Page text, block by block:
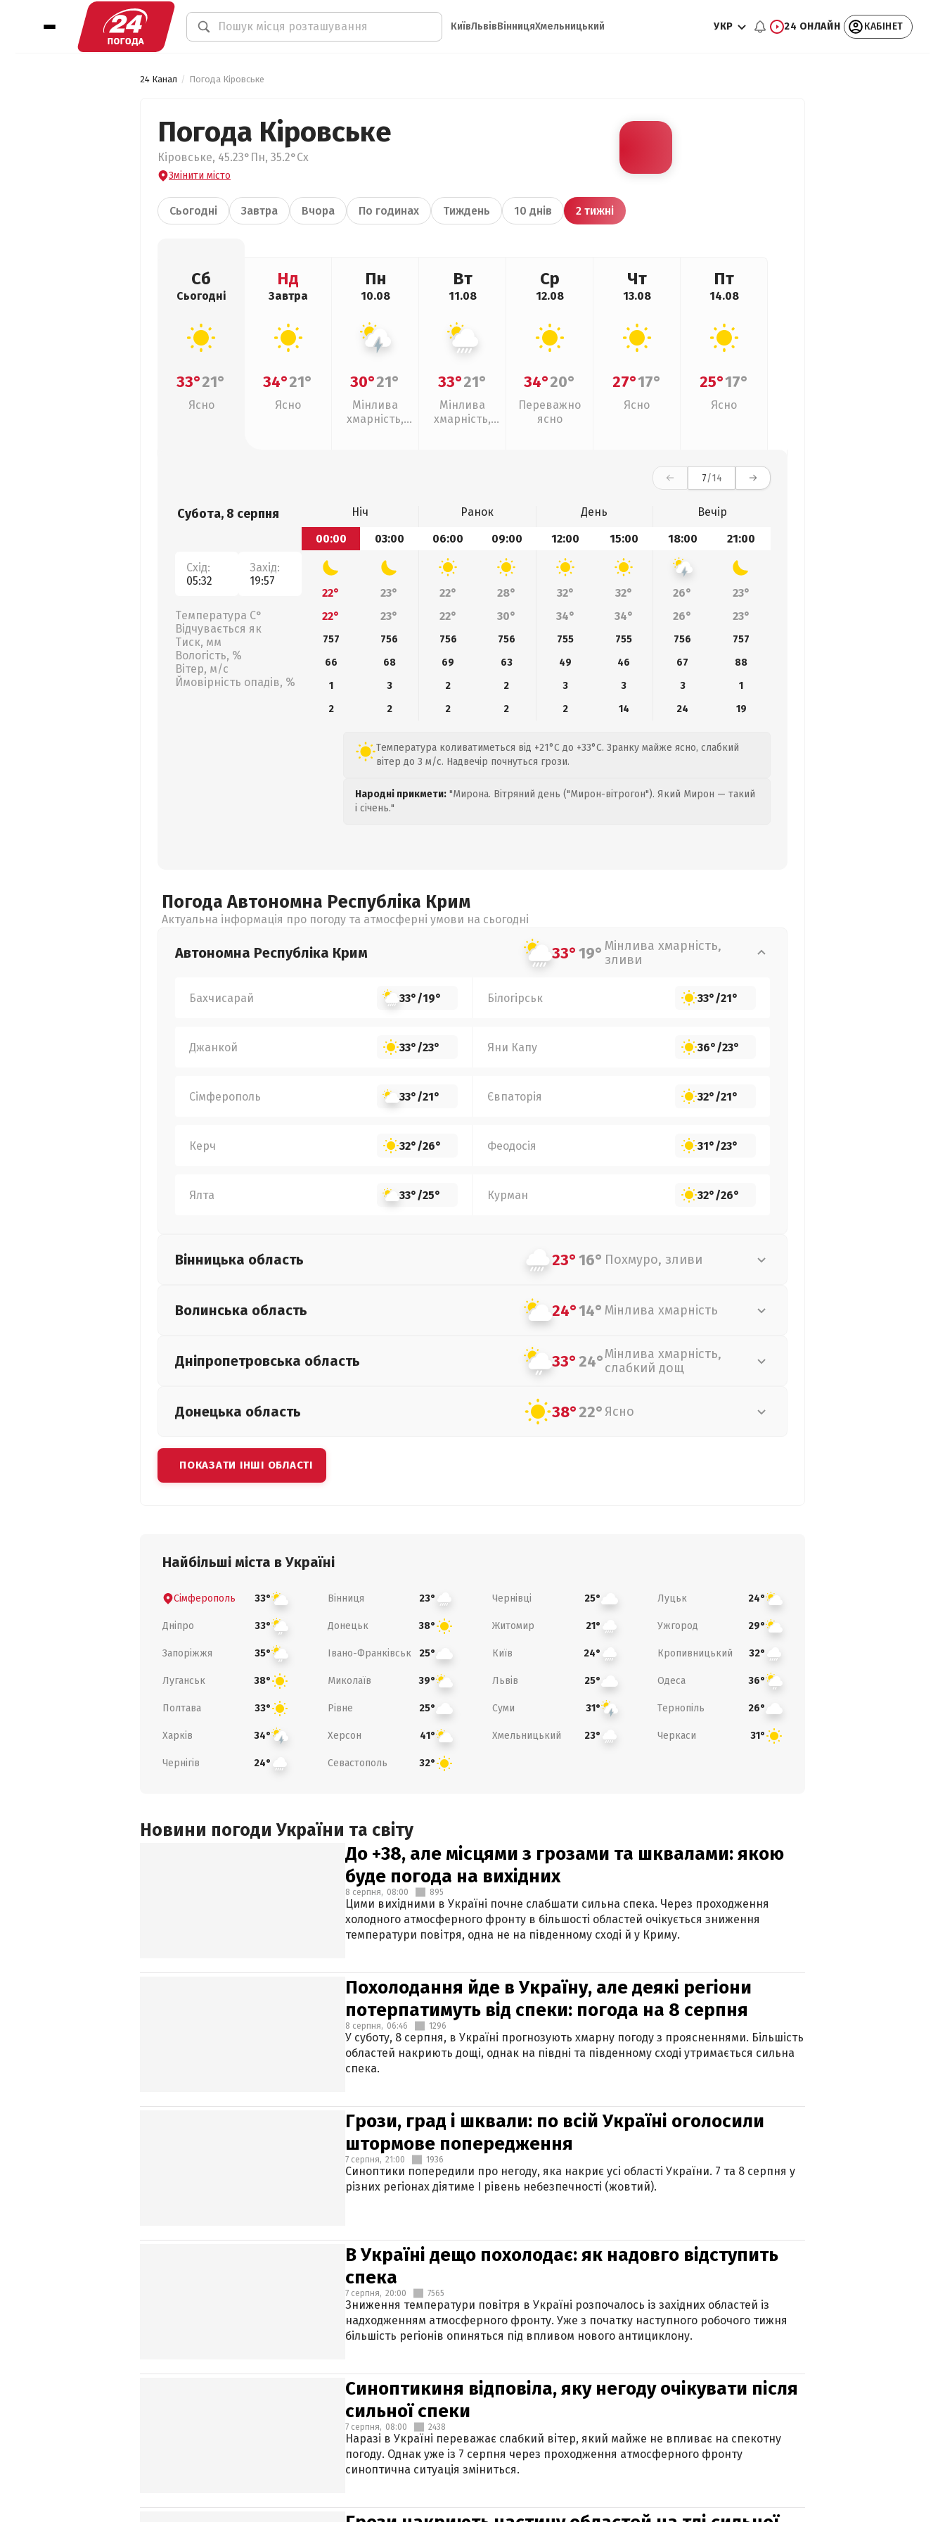
КиївЛьвівВінницяХмельницький УКР 24 ОНЛАЙН КАБІНЕТ
24 Канал Погода Кіровське
Погода Кіровське
Кіровське, 45.23°Пн, 35.2°Сх
Змінити місто
Сьогодні Завтра Вчора По годинах Тиждень 10 днів 2 тижні
Сб
Сьогодні
33°21°
Ясно
Нд
Завтра
34°21°
Ясно
Пн
10.08
30°21°
Мінлива
хмарність,
Вт
11.08
33°21°
Мінлива
хмарність,
Ср
12.08
34°20°
Переважно
ясно
Чт
13.08
27°17°
Ясно
Пт
14.08
25°17°
Ясно
7/14
Субота, 8 серпня
Схід:
05:32
Захід:
19:57
Температура С°
Відчувається як
Тиск, мм
Вологість, %
Вітер, м/с
Ймовірність опадів, %
Ніч Ранок День
Вечір
00:00
03:00 06:00 09:00 12:00 15:00 18:00 21:00
22° 23° 22° 28° 32° 32° 26°
23°
22°
23° 22° 30° 34° 34° 26° 23°
757 756 756 756 755 755 756
757
66
68 69 63 49 46 67
88
1
3 2 2 3 3 3
1
2
2 2 2 2 14 24 19
Температура коливатиметься від +21°C до +33°C. Зранку майже ясно, слабкий
вітер до 3 м/с. Надвечір почнуться грози.
Народні прикмети: "Мирона. Вітряний день ("Мирон-вітрогон"). Який Мирон — такий
і січень."
Погода Автономна Республіка Крим
Актуальна інформація про погоду та атмосферні умови на сьогодні
Автономна Республіка Крим 33°19° Мінлива хмарність,
зливи
Бахчисарай 33°/19° Білогірськ 33°/21°
Джанкой 33°/23° Яни Капу 36°/23°
Сімферополь 33°/21° Євпаторія 32°/21°
Керч 32°/26° Феодосія 31°/23°
Ялта 33°/25° Курман 32°/26°
Вінницька область 23°16° Похмуро, зливи
Волинська область 24°14° Мінлива хмарність
Дніпропетровська область 33°24°Мінлива хмарність,
слабкий дощ
Донецька область 38°22° Ясно
ПОКАЗАТИ ІНШІ ОБЛАСТІ
Найбільші міста в Україні
Сімферополь 33° Вінниця 23° Чернівці 25° Луцьк 24°
Дніпро 33° Донецьк 38° Житомир 21° Ужгород 29°
Запоріжжя 35° Івано-Франківськ 25° Київ 24° Кропивницький 32°
Луганськ 38° Миколаїв 39° Львів 25° Одеса 36°
Полтава 33° Рівне 25° Суми 31° Тернопіль 26°
Харків 34° Херсон 41° Хмельницький 23° Черкаси 31°
Чернігів 24° Севастополь 32°
Новини погоди України та світу
До +38, але місцями з грозами та шквалами: якою
буде погода на вихідних
8 серпня, 08:00 895
Цими вихідними в Україні почне слабшати сильна спека. Через проходження
холодного атмосферного фронту в більшості областей очікується зниження
температури повітря, одна не на південному сході й у Криму.
Похолодання йде в Україну, але деякі регіони
потерпатимуть від спеки: погода на 8 серпня
8 серпня, 06:46 1296
У суботу, 8 серпня, в Україні прогнозують хмарну погоду з проясненнями. Більшість
областей накриють дощі, однак на півдні та південному сході утримається сильна
спека.
Грози, град і шквали: по всій Україні оголосили
штормове попередження
7 серпня, 21:00 1936
Синоптики попередили про негоду, яка накриє усі області України. 7 та 8 серпня у
різних регіонах діятиме І рівень небезпечності (жовтий).
В Україні дещо похолодає: як надовго відступить
спека
7 серпня, 20:00 7565
Зниження температури повітря в Україні розпочалось із західних областей із
надходженням атмосферного фронту. Уже з початку наступного робочого тижня
більшість регіонів опиняться під впливом нового антициклону.
Синоптикиня відповіла, яку негоду очікувати після
сильної спеки
7 серпня, 08:00 2438
Наразі в Україні переважає слабкий вітер, який майже не впливає на спекотну
погоду. Однак уже із 7 серпня через проходження атмосферного фронту
синоптична ситуація зміниться.